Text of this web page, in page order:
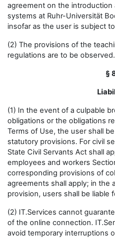
agreement on the
systems at Ruhr-Universität
insofar as the user is subject
(2) The provisions of the
regulations are to be observed.
§
(1) In the event of a culpable
obligations or the obligations
Terms of Use, the user shall
statutory provisions. For civil
State Civil Servants Act shall
employees and workers
corresponding provisions of
agreements shall apply; in the
provision, users shall be liable
(2) IT.Services cannot
of the online connection.
avoid temporary interruptions